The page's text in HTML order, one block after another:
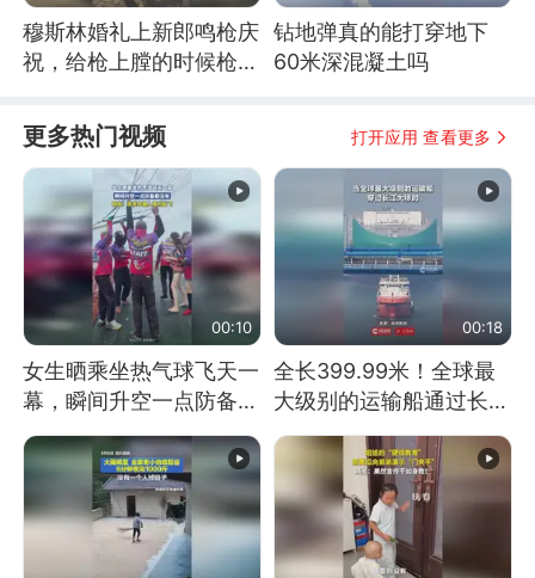
穆斯林婚礼上新郎鸣枪庆
祝，给枪上膛的时候枪口
钻地弹真的能打穿地下
60米深混凝土吗
更多热门视频 打开应用 查看更多
00:10
女生晒乘坐热气球飞天一
幕，瞬间升空一点防备都
没有
00:18
全长399.99米！全球最
大级别的运输船通过长江
大桥这一幕，太震撼了！